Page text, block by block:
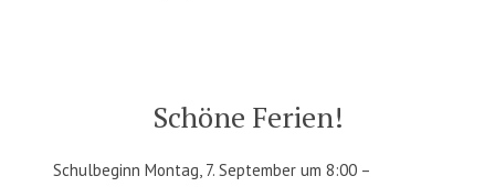
Schöne Ferien!
Schulbeginn Montag, 7. September um 8:00 –